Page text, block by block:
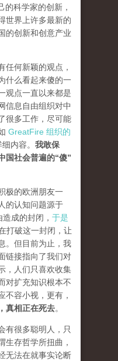
的科学家的创新，
世界上许多最新的
的创新和创意产业
任何新颖的观点，
什么看起来傻的一
观点一直以来都是
信息自由组织对中
很多工作，尽可能
GreatFire 组织的
内容。 我敢保
国社会普遍的“傻”
极的欧洲朋友一
的认知问题源于
成的封闭， 于是
打破这一封闭，让
。但目前为止，我
链接指向了我们对
，人们只喜欢收集
对扩充知识根本不
不容小视，更有，
真相正在死去。
有很多聪明人，只
生存哲学所扭曲，
无法在就事实论断